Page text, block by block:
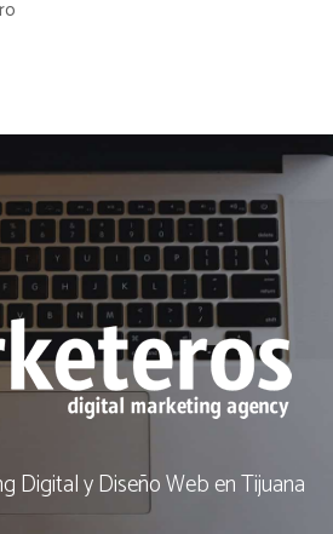
Digital y Diseño Web en Tijuana